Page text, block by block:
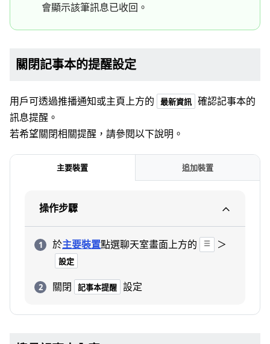
會顯示該筆訊息已收回。
關閉記事本的提醒設定
用戶可透過推播通知或主頁上方的 最新資訊 確認記事本的
訊息提醒。
若希望關閉相關提醒，請參閱以下說明。
主要裝置 追加裝置
操作步驟
於主要裝置點選聊天室畫面上方的 ＞
設定
關閉 記事本提醒 設定